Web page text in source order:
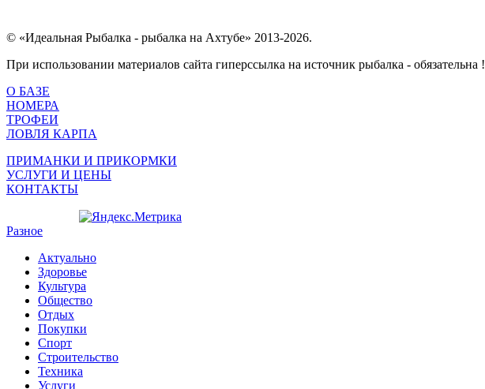
© «Идеальная Рыбалка - рыбалка на Ахтубе» 2013-2026.
При использовании материалов сайта гиперссылка на источник рыбалка - обязательна !
О БАЗЕ
НОМЕРА
ТРОФЕИ
ЛОВЛЯ КАРПА
ПРИМАНКИ И ПРИКОРМКИ
УСЛУГИ И ЦЕНЫ
КОНТАКТЫ
Разное
Актуально
Здоровье
Культура
Общество
Отдых
Покупки
Спорт
Строительство
Техника
Услуги